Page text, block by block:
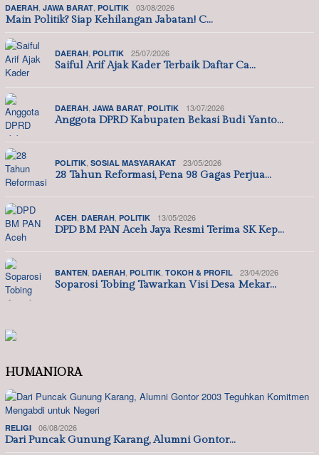
DAERAH JAWA BARAT POLITIK 03/08/2026
Main Politik? Siap Kehilangan Jabatan! C…
DAERAH POLITIK 25/07/2026
Saiful Arif Ajak Kader Terbaik Daftar Ca…
DAERAH JAWA BARAT POLITIK 13/07/2026
Anggota DPRD Kabupaten Bekasi Budi Yanto…
POLITIK SOSIAL MASYARAKAT 23/05/2026
28 Tahun Reformasi, Pena 98 Gagas Perjua…
ACEH DAERAH POLITIK 13/05/2026
DPD BM PAN Aceh Jaya Resmi Terima SK Kep…
BANTEN DAERAH POLITIK TOKOH & PROFIL 23/04/2026
Soparosi Tobing Tawarkan Visi Desa Mekar…
HUMANIORA
RELIGI 06/08/2026
Dari Puncak Gunung Karang, Alumni Gontor…